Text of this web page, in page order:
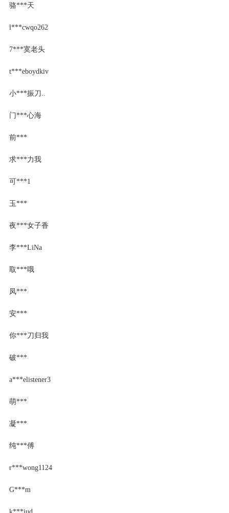
骆***天
l***cwqo262
7***寞老头
t***eboydkiv
小***振刀..
门***心海
前***
求***力我
可***1
玉***
夜***女子香
李***LiNa
取***哦
凤***
安***
你***刀归我
破***
a***elistener3
萌***
凝***
纯***傅
r***wong1124
G***m
k***jud